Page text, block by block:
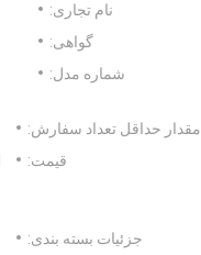
نام تجاری:
گواهی:
شماره مدل:
مقدار حداقل تعداد سفارش:
قیمت:
جزئیات بسته بندی: